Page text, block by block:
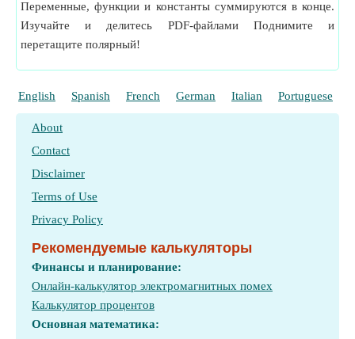
Переменные, функции и константы суммируются в конце.
Изучайте и делитесь PDF-файлами Поднимите и
перетащите полярный!
English Spanish French German Italian Portuguese
About
Contact
Disclaimer
Terms of Use
Privacy Policy
Рекомендуемые калькуляторы
Финансы и планирование:
Онлайн-калькулятор электромагнитных помех
Калькулятор процентов
Основная математика: